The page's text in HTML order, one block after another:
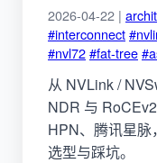
2026-04-22 |
#interconnect
#nvl72#fat-tree
从 NVLink /
NDR 与
HPN、腾讯星脉
选型与踩坑。